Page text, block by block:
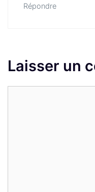
Répondre
Laisser un